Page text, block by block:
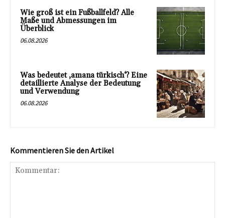
Wie groß ist ein Fußballfeld? Alle
Maße und Abmessungen im
Überblick
06.08.2026
Was bedeutet ‚amana türkisch‘? Eine
detaillierte Analyse der Bedeutung
und Verwendung
06.08.2026
Kommentieren Sie den Artikel